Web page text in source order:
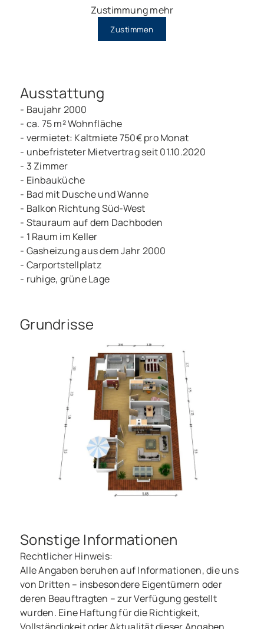
Zustimmung mehr
Zustimmen
Ausstattung
- Baujahr 2000
- ca. 75 m² Wohnfläche
- vermietet: Kaltmiete 750€ pro Monat
- unbefristeter Mietvertrag seit 01.10.2020
- 3 Zimmer
- Einbauküche
- Bad mit Dusche und Wanne
- Balkon Richtung Süd-West
- Stauraum auf dem Dachboden
- 1 Raum im Keller
- Gasheizung aus dem Jahr 2000
- Carportstellplatz
- ruhige, grüne Lage
Grundrisse
Sonstige Informationen
Rechtlicher Hinweis:
Alle Angaben beruhen auf Informationen, die uns
von Dritten – insbesondere Eigentümern oder
deren Beauftragten – zur Verfügung gestellt
wurden. Eine Haftung für die Richtigkeit,